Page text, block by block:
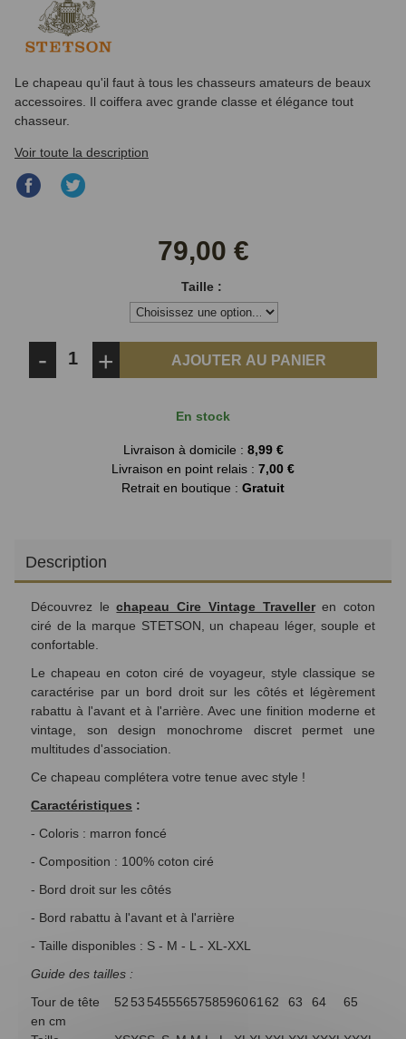
Le chapeau qu'il faut à tous les chasseurs amateurs de beaux
accessoires. Il coiffera avec grande classe et élégance tout
chasseur.
Voir toute la description
Partager
79,00 €
Taille :
- + AJOUTER AU PANIER
En stock
Livraison à domicile : 8,99 €
Livraison en point relais : 7,00 €
Retrait en boutique : Gratuit
Description
Découvrez lechapeau Cire Vintage Travelleren coton
ciré de la marque STETSON, un chapeau léger, souple et
confortable.
Le chapeau en coton ciré de voyageur, style classique se
caractérise par un bord droit sur les côtés et légèrement
rabattu à l'avant et à l'arrière. Avec une finition moderne et
vintage, son design monochrome discret permet une
multitudes d'association.
Ce chapeau complétera votre tenue avec style !
Caractéristiques :
- Coloris : marron foncé
- Composition : 100% coton ciré
- Bord droit sur les côtés
- Bord rabattu à l'avant et à l'arrière
- Taille disponibles : S - M - L - XL-XXL
Guide des tailles :
Tour de tête
en cm
52 53 545556575859606162 63 64 65